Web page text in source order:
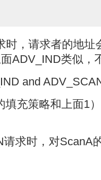
时，请求者的地
ADV_IND类似，
and
填充策略和上面1
求时，对ScanA